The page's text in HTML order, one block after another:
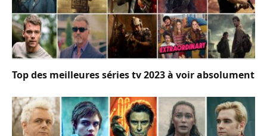
Top des meilleures séries tv 2023 à voir absolument